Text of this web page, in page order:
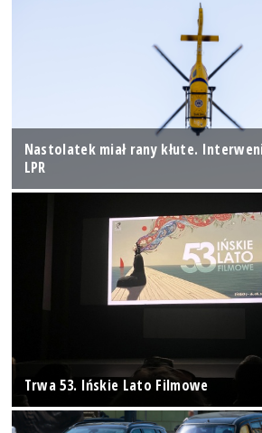
Nastolatek miał rany kłute.
LPR
Trwa 53. Ińskie Lato Filmowe